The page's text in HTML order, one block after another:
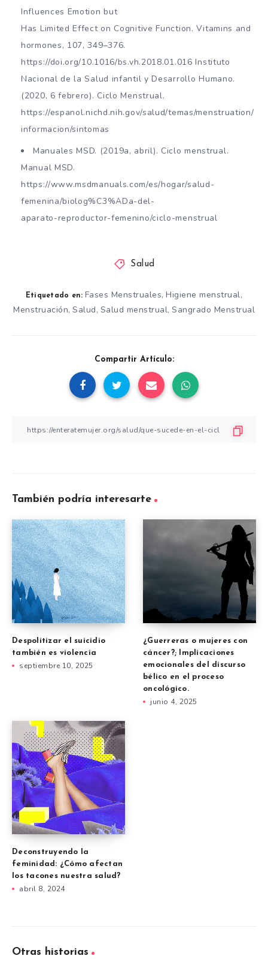
Influences Emotion but
Has Limited Effect on Cognitive Function. Vitamins and
hormones, 107, 349–376.
https://doi.org/10.1016/bs.vh.2018.01.016 Instituto
Nacional de la Salud infantil y Desarrollo Humano.
(2020, 6 febrero). Ciclo Menstrual.
https://espanol.nichd.nih.gov/salud/temas/menstruation/
informacion/sintomas
Manuales MSD. (2019a, abril). Ciclo menstrual.
Manual MSD.
https://www.msdmanuals.com/es/hogar/salud-
femenina/biolog%C3%ADa-del-
aparato-reproductor-femenino/ciclo-menstrual
Salud
Etiquetado en: Fases Menstruales,Higiene menstrual,
Menstruación, Salud, Salud menstrual, Sangrado Menstrual
Compartir Artículo:
También podría interesarte
Despolitizar el suicidio
también es violencia
septiembre 10, 2025
¿Guerreras o mujeres con
cáncer?; Implicaciones
emocionales del discurso
bélico en el proceso
oncológico.
junio 4, 2025
Deconstruyendo la
feminidad: ¿Cómo afectan
los tacones nuestra salud?
abril 8, 2024
Otras historias